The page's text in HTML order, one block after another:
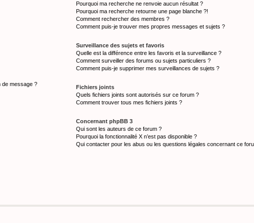
de message ?
Pourquoi ma recherche ne renvoie aucun résultat ?
Pourquoi ma recherche retourne une page blanche ?!
Comment rechercher des membres ?
Comment puis-je trouver mes propres messages et sujets ?
Surveillance des sujets et favoris
Quelle est la différence entre les favoris et la surveillance ?
Comment surveiller des forums ou sujets particuliers ?
Comment puis-je supprimer mes surveillances de sujets ?
Fichiers joints
Quels fichiers joints sont autorisés sur ce forum ?
Comment trouver tous mes fichiers joints ?
Concernant phpBB 3
Qui sont les auteurs de ce forum ?
Pourquoi la fonctionnalité X n’est pas disponible ?
Qui contacter pour les abus ou les questions légales concernant ce